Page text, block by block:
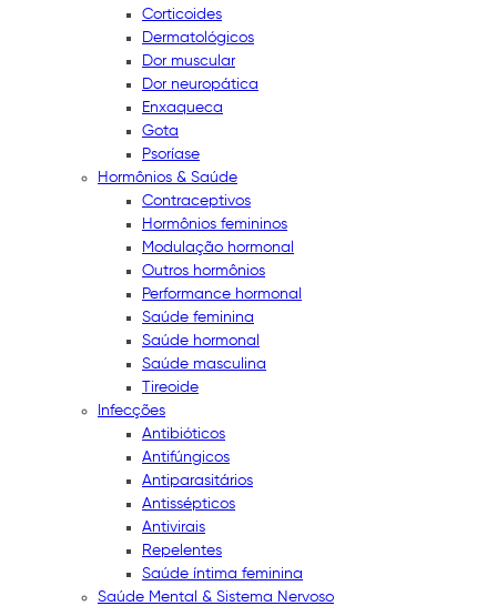
Corticoides
Dermatológicos
Dor muscular
Dor neuropática
Enxaqueca
Gota
Psoríase
Hormônios & Saúde
Contraceptivos
Hormônios femininos
Modulação hormonal
Outros hormônios
Performance hormonal
Saúde feminina
Saúde hormonal
Saúde masculina
Tireoide
Infecções
Antibióticos
Antifúngicos
Antiparasitários
Antissépticos
Antivirais
Repelentes
Saúde íntima feminina
Saúde Mental & Sistema Nervoso